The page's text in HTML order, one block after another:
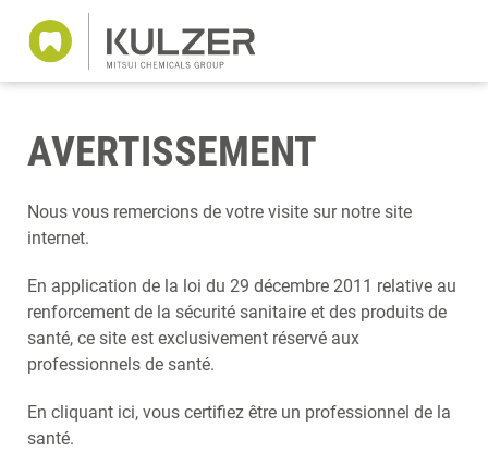
AVERTISSEMENT
Nous vous remercions de votre visite sur notre site
internet.
En application de la loi du 29 décembre 2011 relative au
renforcement de la sécurité sanitaire et des produits de
santé, ce site est exclusivement réservé aux
professionnels de santé.
En cliquant ici, vous certifiez être un professionnel de la
santé.